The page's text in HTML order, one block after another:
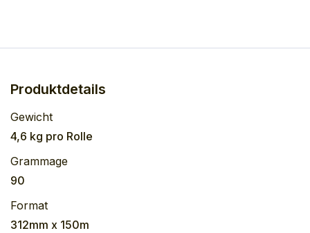
Produktdetails
Gewicht
4,6 kg pro Rolle
Grammage
90
Format
312mm x 150m